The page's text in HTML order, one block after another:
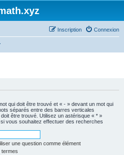
Connexion
Inscription
qui doit être trouvé et « - » devant un mot qui
séparés entre des barres verticales
être trouvé. Utilisez un astérisque « * »
vous souhaitez effectuer des recherches
une question comme élément
termes